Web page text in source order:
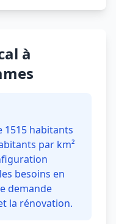
à
1515 habitants
par km²
besoins en
demande
la rénovation.